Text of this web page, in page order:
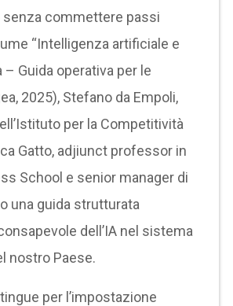
senza commettere passi
“Intelligenza artificiale e
Guida operativa per le
2025), Stefano da Empoli,
per la Competitività
Gatto, adjiunct professor in
School e senior manager di
una guida strutturata
dell’IA nel sistema
nostro Paese.
per l’impostazione